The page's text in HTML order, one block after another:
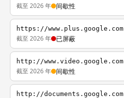
截至 2026 年 间歇性
https://www.plus.google.com
截至 2026 年 已屏蔽
http://www.video.google.com
截至 2026 年 间歇性
http://documents.google.com